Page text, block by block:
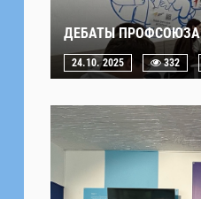
ДЕБАТЫ ПРОФСОЮЗА
24.10. 2025 332